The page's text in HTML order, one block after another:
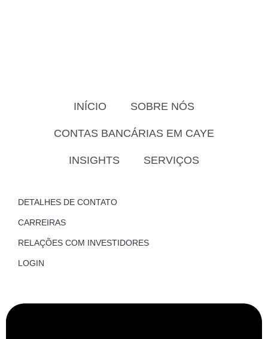
INÍCIO SOBRE NÓS
CONTAS BANCÁRIAS EM CAYE
INSIGHTS SERVIÇOS
DETALHES DE CONTATO
CARREIRAS
RELAÇÕES COM INVESTIDORES
LOGIN